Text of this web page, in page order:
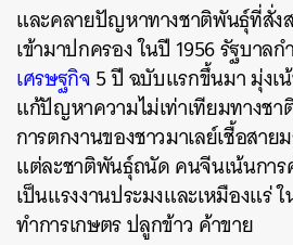
และคลายปัญหาทางชาติพันธุ์ที่สั่
เข้ามาปกครอง ในปี 1956 รัฐบาล
เศรษฐกิจ5 ปี ฉบับแรกขึ้นมา มุ่งเ
แก้ปัญหาความไม่เท่าเทียมทางช
การตกงานของชาวมาเลย์เชื้อสา
แต่ละชาติพันธุ์ถนัด คนจีนเน้นการ
เป็นแรงงานประมงและเหมืองแร่
ทำการเกษตร ปลูกข้าว ค้าขาย